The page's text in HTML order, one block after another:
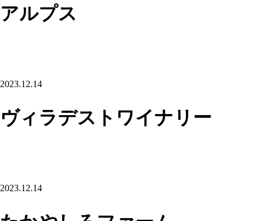
アルプス
2023.12.14
ヴィラデストワイナリー
2023.12.14